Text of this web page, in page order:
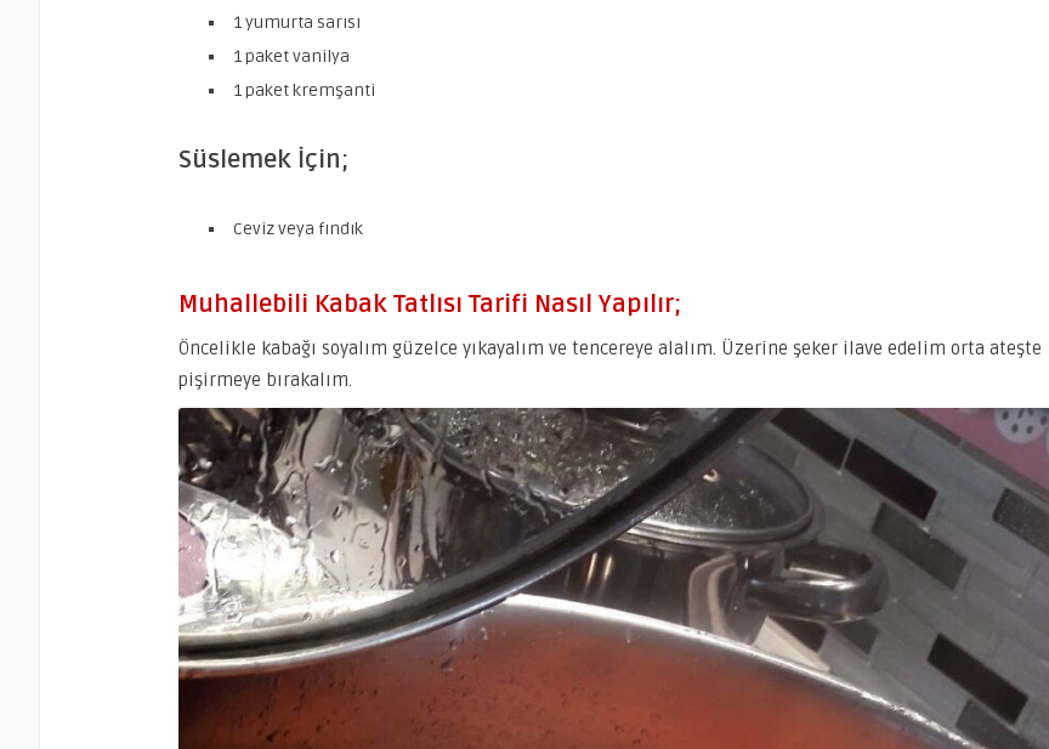
1 yumurta sarısı
1 paket vanilya
1 paket kremşanti
Süslemek İçin;
Ceviz veya fındık
Muhallebili Kabak Tatlısı Tarifi Nasıl Yapılır;
Öncelikle kabağı soyalım güzelce yıkayalım ve tencereye alalım. Üzerine şeker ilave edelim orta ateşte
pişirmeye bırakalım.